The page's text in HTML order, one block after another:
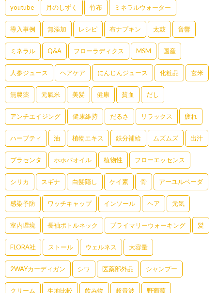
youtube 月のしずく 竹布 ミネラルウォーター
導入事例 無添加 レシピ 布ナプキン 太鼓 音響
ミネラル Q&A フローラディクス MSM 国産
人参ジュース ヘアケア にんじんジュース 化粧品 玄米
無農薬 元氣米 美髪 健康 貧血 だし
アンチエイジング 健康維持 だるさ リラックス 疲れ
ハーブティ 油 植物エキス 鉄分補給 ムズムズ 出汁
プラセンタ ホホバオイル 植物性 フローエッセンス
シリカ スギナ 白髪隠し ケイ素 骨 アーユルベーダ
感染予防 ワッチキャップ インソール ヘア 元気
室内環境 長袖ボトルネック プライマリーウォーキング 髪
FLORA社 ストール ウェルネス 大容量
2WAYカーディガン シワ 医薬部外品 シャンプー
クリーム 生地比較 飲み物 超音波 野葡萄